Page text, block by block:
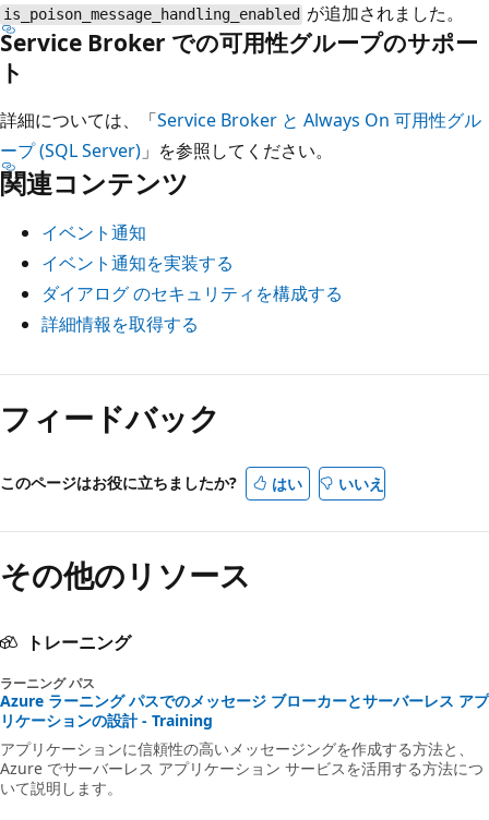
is_poison_message_handling_enabled が追加されました。
Service Broker での可用性グループのサポー
ト
詳細については、「Service Broker と Always On 可用性グル
ープ (SQL Server) 」を参照してください。
関連コンテンツ
イベント通知
イベント通知を実装する
ダイアログ のセキュリティを構成する
詳細情報を取得する
フィードバック
このページはお役に立ちましたか? はい いいえ
その他のリソース
トレーニング
ラーニング パス
Azure ラーニング パスでのメッセージ ブローカーとサーバーレス アプ
リケーションの設計 - Training
アプリケーションに信頼性の高いメッセージングを作成する方法と、
Azure でサーバーレス アプリケーション サービスを活用する方法につ
いて説明します。